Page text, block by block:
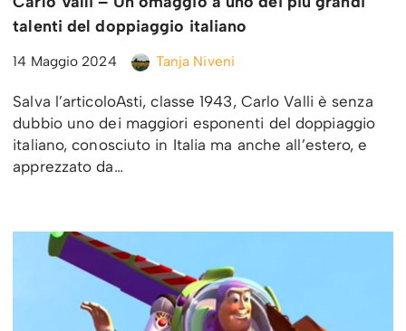
talenti del doppiaggio italiano
14 Maggio 2024 Tanja Niveni
Salva l’articoloAsti, classe 1943, Carlo Valli è senza
dubbio uno dei maggiori esponenti del doppiaggio
italiano, conosciuto in Italia ma anche all’estero, e
apprezzato da…